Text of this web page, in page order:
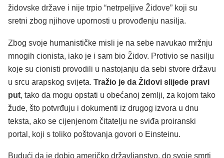
židovske države i nije trpio “netrpeljive Židove” koji su
sretni zbog njihove upornosti u provođenju nasilja.
Zbog svoje humanističke misli je na sebe navukao mržnju
mnogih cionista, iako je i sam bio Židov. Protivio se nasilju
koje su cionisti provodili u nastojanju da sebi stvore državu
u srcu arapskog svijeta. Tražio je da Židovi slijede pravi
put, tako da mogu opstati u obećanoj zemlji, za kojom tako
žude, što potvrđuju i dokumenti iz drugog izvora u dnu
teksta, ako se cijenjenom čitatelju ne sviđa proiranski
portal, koji s toliko poštovanja govori o Einsteinu.
Budući da je dobio američko državljanstvo, do svoje smrti